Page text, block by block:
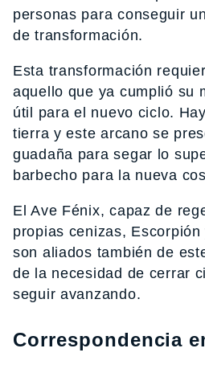
personas para conseguir
de transformación.
Esta transformación
aquello que ya cumplió su
útil para el nuevo ciclo.
tierra y este arcano se
guadaña para segar lo
barbecho para la nueva
El Ave Fénix, capaz de
propias cenizas,
son aliados también de
de la necesidad de cerrar
seguir avanzando.
Correspondencia